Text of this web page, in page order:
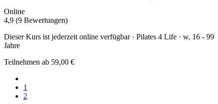
Online
4,9 (9 Bewertungen)
Dieser Kurs ist jederzeit online verfügbar · Pilates 4 Life · w, 16 - 99
Jahre
Teilnehmen ab 59,00 €
1
2